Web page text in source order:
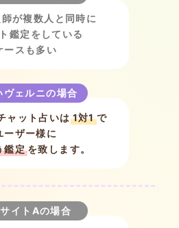
が複数人と同時に
鑑定をしている
ースも多い
ヴェルニの場合
ャット占いは 1対1で
ーザー様に
鑑定を致します。
イトAの場合